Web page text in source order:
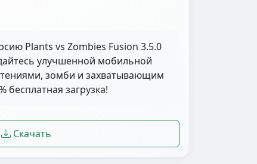
Plants vs Zombies Fusion 3.5.0
улучшенной мобильной
зомби и захватывающим
бесплатная загрузка!
Скачать